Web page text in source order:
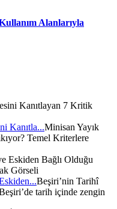
Alanlarıyla
Kanıtla...Minisan Yayık
Temel Kriterlere
Beşiri’nin Tarihî
tarih içinde zengin